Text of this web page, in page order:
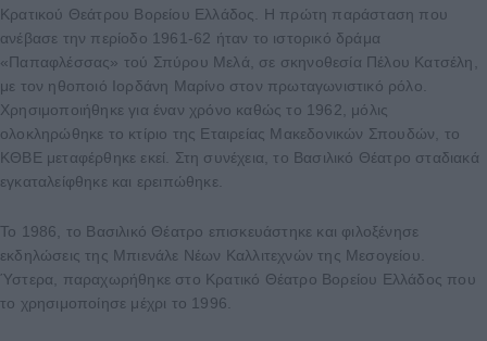
Κρατικού Θεάτρου Βορείου Ελλάδος. Η πρώτη παράσταση που
ανέβασε την περίοδο 1961-62 ήταν το ιστορικό δράμα
«Παπαφλέσσας» τού Σπύρου Μελά, σε σκηνοθεσία Πέλου Κατσέλη,
με τον ηθοποιό Ιορδάνη Μαρίνο στον πρωταγωνιστικό ρόλο.
Χρησιμοποιήθηκε για έναν χρόνο καθώς το 1962, μόλις
ολοκληρώθηκε το κτίριο της Εταιρείας Μακεδονικών Σπουδών, το
ΚΘΒΕ μεταφέρθηκε εκεί. Στη συνέχεια, το Βασιλικό Θέατρο σταδιακά
εγκαταλείφθηκε και ερειπώθηκε.
Το 1986, το Βασιλικό Θέατρο επισκευάστηκε και φιλοξένησε
εκδηλώσεις της Μπιενάλε Νέων Καλλιτεχνών της Μεσογείου.
Ύστερα, παραχωρήθηκε στο Κρατικό Θέατρο Βορείου Ελλάδος που
το χρησιμοποίησε μέχρι το 1996.